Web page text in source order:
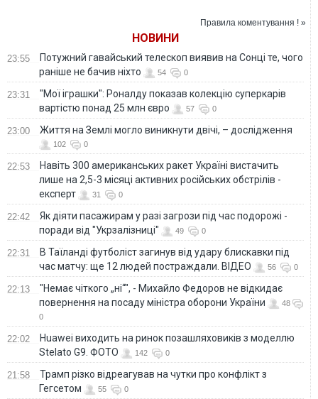
Правила коментування ! »
НОВИНИ
23:55
Потужний гавайський телескоп виявив на Сонці те, чого
раніше не бачив ніхто
54 0
23:31
"Мої іграшки": Роналду показав колекцію суперкарів
вартістю понад 25 млн євро
57 0
23:00 Життя на Землі могло виникнути двічі, – дослідження
102 0
22:53
Навіть 300 американських ракет Україні вистачить
лише на 2,5-3 місяці активних російських обстрілів -
експерт
31 0
22:42
Як діяти пасажирам у разі загрози під час подорожі -
поради від "Укрзалізниці"
49 0
22:31
В Таїланді футболіст загинув від удару блискавки під
час матчу: ще 12 людей постраждали. ВІДЕО
56 0
22:13
"Немає чіткого „ні“", - Михайло Федоров не відкидає
повернення на посаду міністра оборони України
48
0
22:02
Huawei виходить на ринок позашляховиків з моделлю
Stelato G9. ФОТО
142 0
21:58
Трамп різко відреагував на чутки про конфлікт з
Гегсетом
55 0